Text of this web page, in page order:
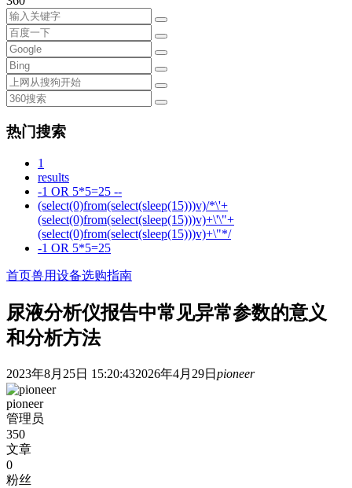
热门搜索
1
results
-1 OR 5*5=25 --
(select(0)from(select(sleep(15)))v)/*\'+
(select(0)from(select(sleep(15)))v)+\'\"+
(select(0)from(select(sleep(15)))v)+\"*/
-1 OR 5*5=25
首页兽用设备选购指南
尿液分析仪报告中常见异常参数的意义
和分析方法
2023年8月25日 15:20:432026年4月29日 pioneer
pioneer
管理员
350
文章
0
粉丝